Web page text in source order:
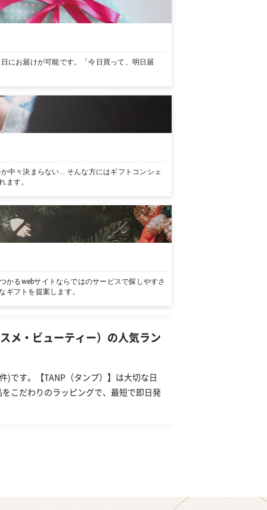
にお届けが可能です。「今日買って、明日届
中々決まらない… そんな方にはギフトコンシェ
ます。
かるwebサイトならではのサービスで探しやすさ
ギフトを提案します。
メ・ビューティー）の人気ラン
)です。【TANP（タンプ）】は大切な日
こだわりのラッピングで、最短で即日発